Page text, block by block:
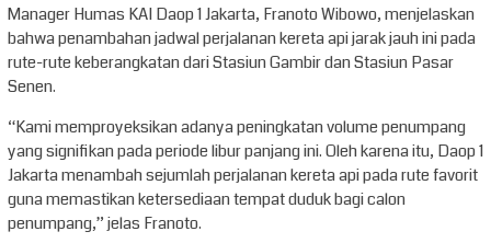
Manager Humas KAI Daop 1 Jakarta, Franoto Wibowo, menjelaskan
bahwa penambahan jadwal perjalanan kereta api jarak jauh ini pada
rute-rute keberangkatan dari Stasiun Gambir dan Stasiun Pasar
Senen.
“Kami memproyeksikan adanya peningkatan volume penumpang
yang signifikan pada periode libur panjang ini. Oleh karena itu, Daop 1
Jakarta menambah sejumlah perjalanan kereta api pada rute favorit
guna memastikan ketersediaan tempat duduk bagi calon
penumpang,” jelas Franoto.